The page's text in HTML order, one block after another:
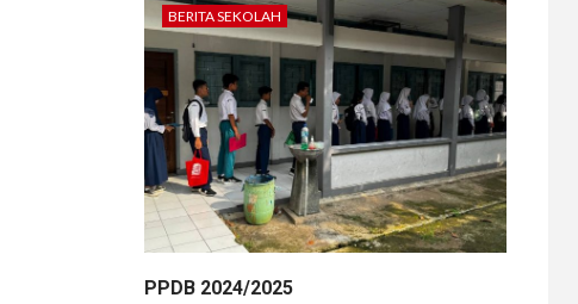
BERITA SEKOLAH
PPDB 2024/2025